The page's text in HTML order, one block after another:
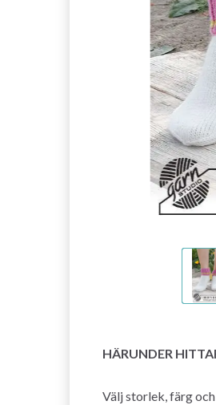
HÄRUNDER
Välj storlek, färg